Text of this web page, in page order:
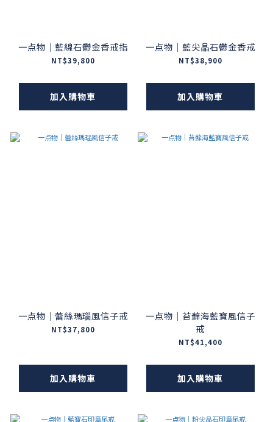
一点物｜藍線石鬱金香戒指
NT$39,800
加入購物車
一点物｜藍尖晶石鬱金香戒
NT$38,900
加入購物車
一点物｜蕾絲瑪瑙風信子戒
NT$37,800
加入購物車
一点物｜苔蘚海藍寶風信子
戒
NT$41,400
加入購物車